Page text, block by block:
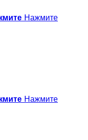
Нажмите
Нажмите